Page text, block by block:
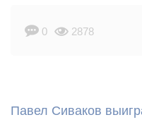
0 2878
Павел Сиваков